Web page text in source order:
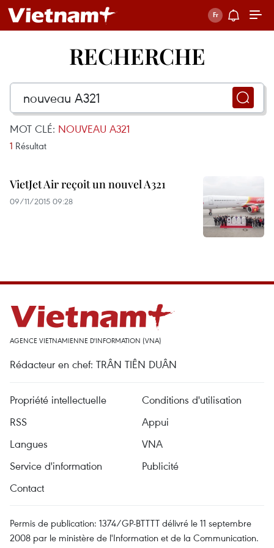
RECHERCHE
MOT CLÉ: NOUVEAU A321
1 Résultat
VietJet Air reçoit un nouvel A321
09/11/2015 09:28
AGENCE VIETNAMIENNE D'INFORMATION (VNA)
Rédacteur en chef: TRÂN TIÊN DUÂN
Propriété intellectuelle
Conditions d'utilisation
RSS
Appui
Langues
VNA
Service d'information
Publicité
Contact
Permis de publication: 1374/GP-BTTTT délivré le 11 septembre
2008 par le ministère de l'Information et de la Communication.